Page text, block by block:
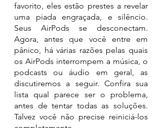
favorito, eles estão prestes a revelar
uma piada engraçada, e silêncio.
Seus AirPods se desconectam.
Agora, antes que você entre em
pânico, há várias razões pelas quais
os AirPods interrompem a música, o
podcasts ou áudio em geral, as
discutiremos a seguir. Confira sua
lista qual parece ser o problema,
antes de tentar todas as soluções.
Talvez você não precise reiniciá-los